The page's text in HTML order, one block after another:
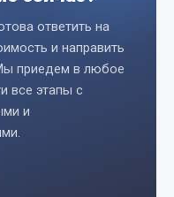
ответить на
и направить
приедем в любое
все этапы с
и